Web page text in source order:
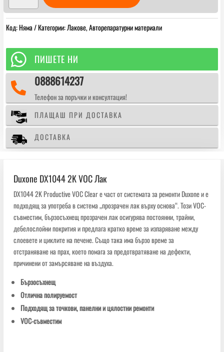
Duxone
DX1044
2K
Лак
Код:Няма Категории:Лакове,Авторепаратурни материали
 ПИШЕТЕ НИ
 0888614237
Телефон за поръчки и консултация!
ПЛАЩАШ ПРИ ДОСТАВКА
ДОСТАВКА
Duxone DX1044 2K VOC Лак
DX1044 2K Productive VOC Clear е част от системата за ремонти Duxone и е
подходящ за употреба в система „прозрачен лак върху основа“. Този VOC-
съвместим, бързосъхнещ прозрачен лак осигурява постоянни, трайни,
дебелослойни покрития и предлага кратко време за изпаряване между
слоевете и циклите на печене. Също така има бързо време за
отстраняване на прах, което помага за предотвратяване на дефекти,
причинени от замърсяване на въздуха.
Бързосъхнещ
Отлична полируемост
Подходящ за точкови, панелни и цялостни ремонти
VOC-съвместим